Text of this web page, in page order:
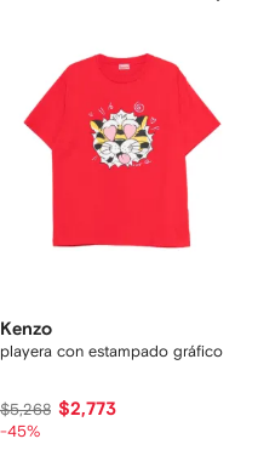
Kenzo
playera con estampado gráfico
$5,268 $2,773
-45%